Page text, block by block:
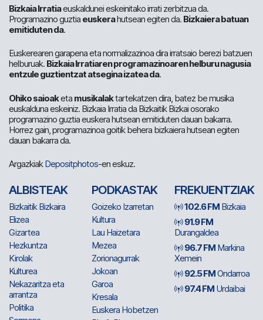
Bizkaia Irratiaeuskaldunei eskeinitako irrati zerbitzua da.
Programazino guztia euskerahutsean egiten da. Bizkaiera batuan
emitiduten da.
Euskerearen garapena eta normalizazinoa dira irratsaio berezi batzuen
helburuak. Bizkaia Irratiaren programazinoaren helburu nagusia
entzule guztientzat atsegina izatea da.
Ohiko saioaketa musikalaktartekatzen dira, batez be musika
euskalduna eskeiniz. Bizkaia Irratia da Bizkaitik Bizkai osorako
programazino guztia euskera hutsean emitiduten dauan bakarra.
Horrez gain, programazinoa goitik behera bizkaiera hutsean egiten
dauan bakarra da.
ArgazkiakDepositphotos-en eskuz.
ALBISTEAK
Bizkaitik Bizkaira
Elizea
Gizartea
Hezkuntza
Kirolak
Kulturea
Nekazaritza eta
arrantza
Politika
PODKASTAK
Goizeko Izarretan
Kultura
Lau Haizetara
Mezea
Zorionagurrak
Jokoan
Garoa
Kresala
Euskera Hobetzen
FREKUENTZIAK
102.6 FM Bizkaia
91.9 FM
Durangaldea
96.7 FM Markina
Xemein
92.5 FMOndarroa
97.4 FM Urdaibai